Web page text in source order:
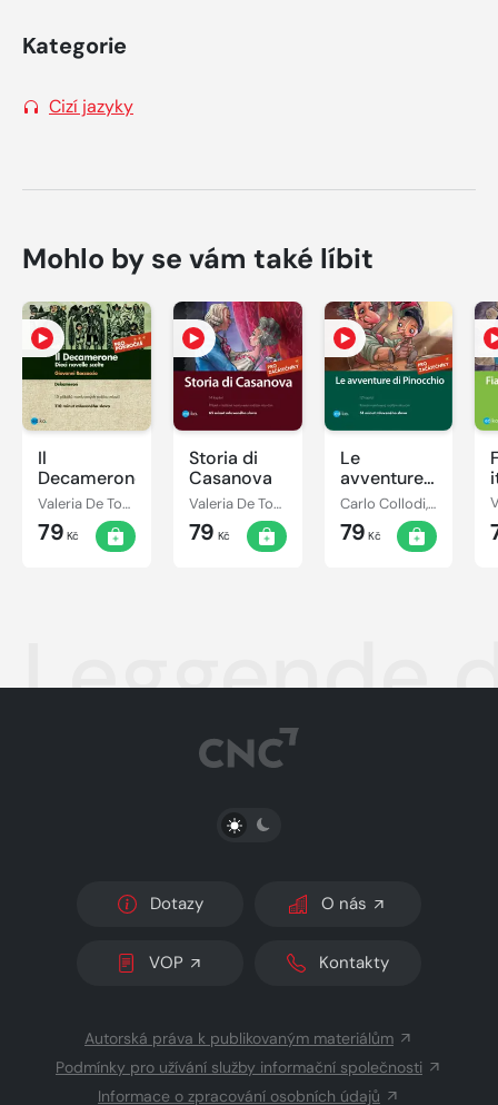
Kategorie
Cizí jazyky
Mohlo by se vám také líbit
Il
Decamerone
Valeria De Tommaso, Giovanni Boccaccio
79 Kč
Storia di
Casanova
Valeria De Tommaso
79 Kč
Le
avventure
di
Pinocchio
Carlo Collodi, Valeria De Tommaso
79 Kč
Leggende
PŘEPNOUT SVĚTLÝ/TMAVÝ REŽIM
Dotazy O nás
VOP Kontakty
Autorská práva k publikovaným materiálům
Podmínky pro užívání služby informační společnosti
Informace o zpracování osobních údajů